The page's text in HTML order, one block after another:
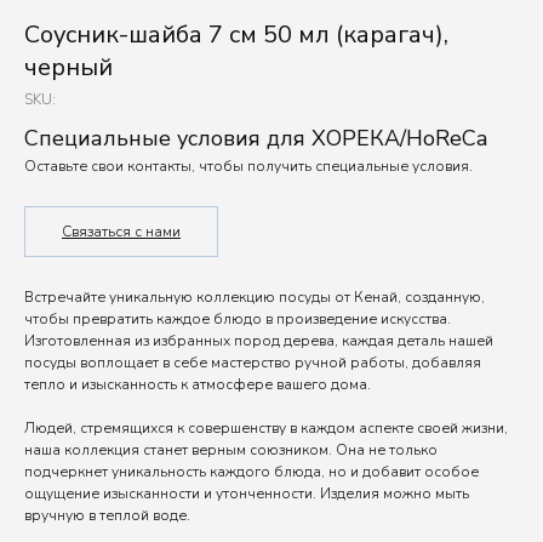
Соусник-шайба 7 см 50 мл (карагач),
черный
SKU:
Специальные условия для ХОРЕКА/HoReCa
Оставьте свои контакты, чтобы получить специальные условия.
Связаться с нами
Встречайте уникальную коллекцию посуды от Кенай, созданную,
чтобы превратить каждое блюдо в произведение искусства.
Изготовленная из избранных пород дерева, каждая деталь нашей
посуды воплощает в себе мастерство ручной работы, добавляя
тепло и изысканность к атмосфере вашего дома.
Людей, стремящихся к совершенству в каждом аспекте своей жизни,
наша коллекция станет верным союзником. Она не только
подчеркнет уникальность каждого блюда, но и добавит особое
ощущение изысканности и утонченности. Изделия можно мыть
вручную в теплой воде.